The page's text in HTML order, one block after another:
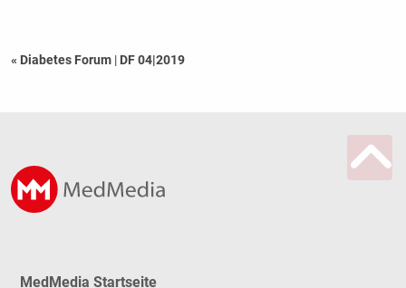
« Diabetes Forum | DF 04|2019
MedMedia Startseite